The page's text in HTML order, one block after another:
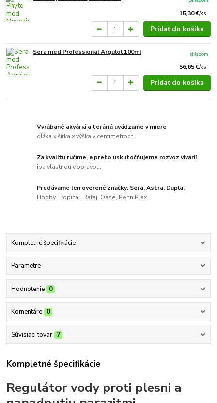
15,30 €/ks
Pridať do košíka
Sera med Professional Argulol 100ml
56,65 €/ks
skladom
Pridať do košíka
Vyrábané akváriá a teráriá uvádzame v miere
dĺžka x šírka x výška v centimetroch.
Za kvalitu ručíme, a preto uskutočňujeme rozvoz vivárií
iba vlastnou dopravou.
Predávame len overené značky: Sera, Astra, Dupla,
Hobby, Tropical, Rataj, Oase, Penn Plax...
Kompletné špecifikácie
Parametre
Hodnotenie 0
Komentáre 0
Súvisiaci tovar 7
Kompletné špecifikácie
Regulátor vody proti plesni a